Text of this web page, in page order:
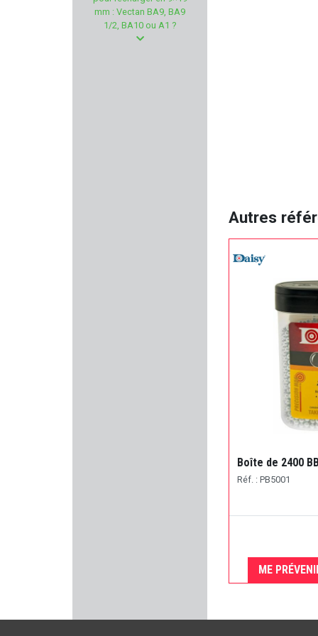
REMINGTON
BATTLE ARMS
mm : Vectan BA9, BA9
1/2, BA10 ou A1 ?
Autres
Boîte de 2400
Réf. : PB5001
ME